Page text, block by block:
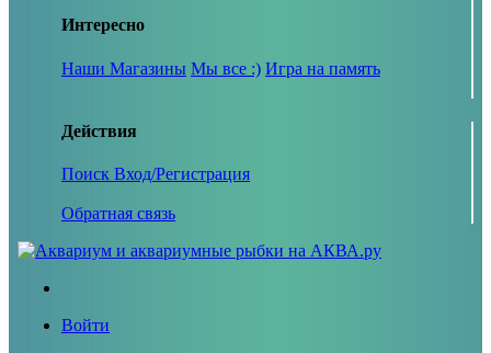
Интересно
Наши Магазины Мы все :) Игра на память
Действия
Поиск Вход/Регистрация
Обратная связь
Войти